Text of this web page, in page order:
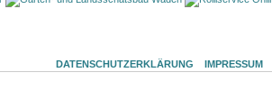
DATENSCHUTZERKLÄRUNG IMPRESSUM